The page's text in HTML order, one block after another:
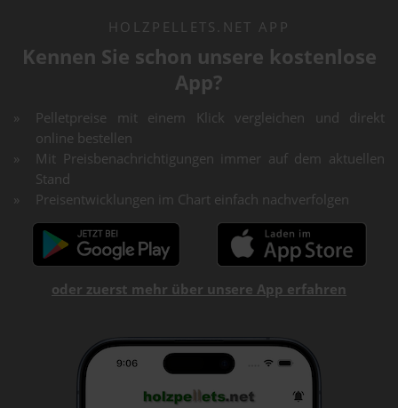
HOLZPELLETS.NET APP
Kennen Sie schon unsere kostenlose
App?
Pelletpreise mit einem Klick vergleichen und direkt
online bestellen
Mit Preisbenachrichtigungen immer auf dem aktuellen
Stand
Preisentwicklungen im Chart einfach nachverfolgen
oder zuerst mehr über unsere App erfahren